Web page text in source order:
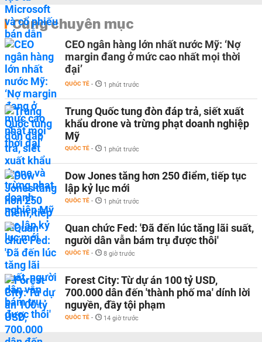
Cùng chuyên mục
CEO ngân hàng lớn nhất nước Mỹ: ‘Nợ
margin đang ở mức cao nhất mọi thời
đại’
QUỐC TẾ - 1 phút trước
Trung Quốc tung đòn đáp trả, siết xuất
khẩu drone và trừng phạt doanh nghiệp
Mỹ
QUỐC TẾ - 1 phút trước
Dow Jones tăng hơn 250 điểm, tiếp tục
lập kỷ lục mới
QUỐC TẾ - 1 phút trước
Quan chức Fed: 'Đã đến lúc tăng lãi suất,
người dân vẫn bám trụ được thôi'
QUỐC TẾ - 8 giờ trước
Forest City: Từ dự án 100 tỷ USD,
700.000 dân đến 'thành phố ma' dính lời
nguyền, đầy tội phạm
QUỐC TẾ - 14 giờ trước